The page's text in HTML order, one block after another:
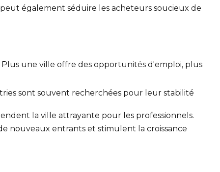
également séduire les acheteurs soucieux de
une ville offre des opportunités d'emploi, plus
sont souvent recherchées pour leur stabilité
la ville attrayante pour les professionnels.
nouveaux entrants et stimulent la croissance